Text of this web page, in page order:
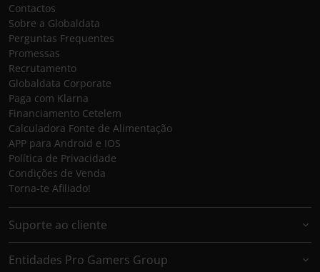
Contactos
Sobre a Globaldata
Perguntas Frequentes
Promessas
Recrutamento
Globaldata Corporate
Paga com Klarna
Financiamento Cetelem
Calculadora Fonte de Alimentação
APP para Android e IOS
Política de Privacidade
Condições de Venda
Torna-te Afiliado!
Suporte ao cliente
Entidades Pro Gamers Group